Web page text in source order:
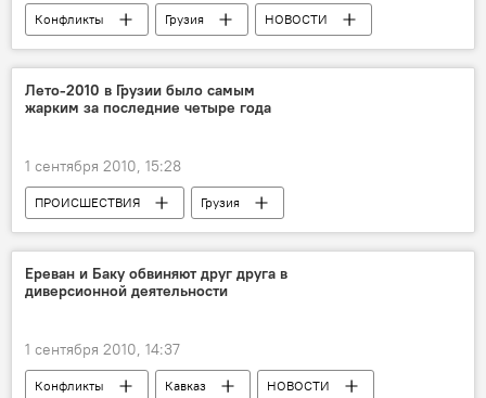
Конфликты Грузия
НОВОСТИ
ПРОИСШЕСТВИЯ
Лето-2010 в Грузии было самым
жарким за последние четыре года
1 сентября 2010, 15:28
ПРОИСШЕСТВИЯ
Грузия
НОВОСТИ
ОБЩЕСТВО
Ереван и Баку обвиняют друг друга в
диверсионной деятельности
1 сентября 2010, 14:37
Конфликты Кавказ НОВОСТИ